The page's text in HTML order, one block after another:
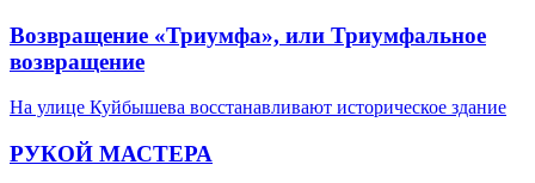
Возвращение «Триумфа», или Триумфальное
возвращение
На улице Куйбышева восстанавливают историческое здание
РУКОЙ МАСТЕРА